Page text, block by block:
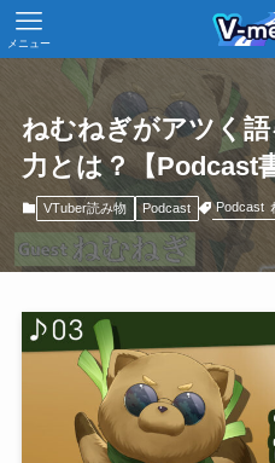
メニュー
ねむねぎがアツく
力とは？【Podcast
VTuber読み物 Podcast Podcast